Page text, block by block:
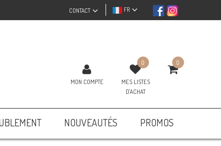
FR
CONTACT
MON COMPTE
0
MES LISTES
D'ACHAT
0
NOUVEAUTÉS PROMOS